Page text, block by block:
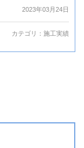
2023年03月24日
カテゴリ： 施工実績